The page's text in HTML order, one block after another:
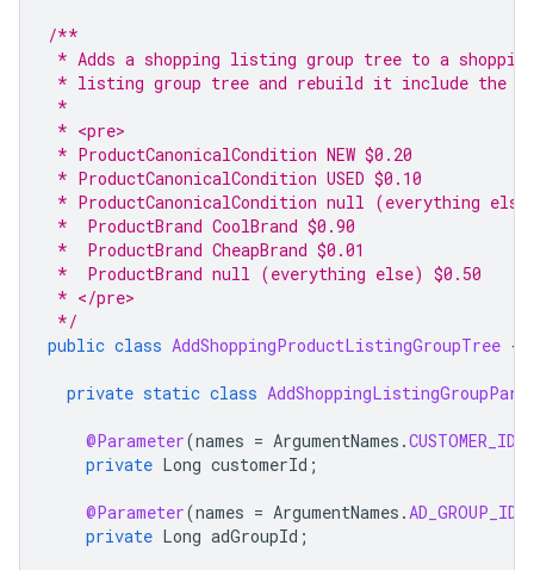
/**
* Adds a shopping listing group tree to a
* listing group tree and rebuild it include the
*
* <pre>
* ProductCanonicalCondition NEW $0.20
* ProductCanonicalCondition USED $0.10
* ProductCanonicalCondition null (everything
*  ProductBrand CoolBrand $0.90
*  ProductBrand CheapBrand $0.01
*  ProductBrand null (everything else) $0.50
* </pre>
*/
public class AddShoppingProductListingGroupTree {
private static class
@Parameter(names = ArgumentNames .CUSTOMER_ID
private Long customerId ;
@Parameter(names = ArgumentNames . AD_GROUP_ID
private Long adGroupId ;